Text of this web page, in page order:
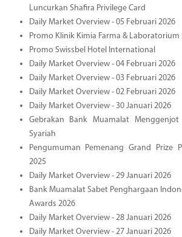
Luncurkan Shafira Privilege Card
Daily Market Overview - 05 Februari 2026
Promo Klinik Kimia Farma & Laboratorium
Promo Swissbel Hotel International
Daily Market Overview - 04 Februari 2026
Daily Market Overview - 03 Februari 2026
Daily Market Overview - 02 Februari 2026
Daily Market Overview - 30 Januari 2026
Gebrakan Bank Muamalat Menggenjot
Syariah
Pengumuman Pemenang Grand Prize
2025
Daily Market Overview - 29 Januari 2026
Bank Muamalat Sabet Penghargaan
Awards 2026
Daily Market Overview - 28 Januari 2026
Daily Market Overview - 27 Januari 2026